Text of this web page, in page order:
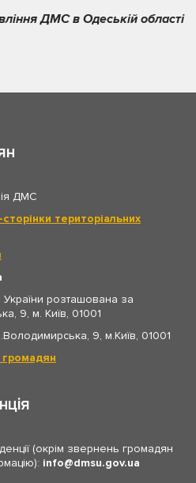
ДМС в Одеській області
ДМС
сторінки територіальних
розташована за
9, м. Київ, 01001
9, м.Київ, 01001
громадян
(окрім звернень громадян
info dmsu.gov.ua